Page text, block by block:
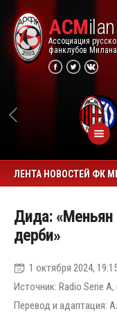
ACM
Ассоциация
фанклубов Милана
ЛЕНТА НОВОСТЕЙ ФК
Дида: «Меньян
дерби»
1 октября 2024,
Источник: Radio Serie
Перевод и адаптация: